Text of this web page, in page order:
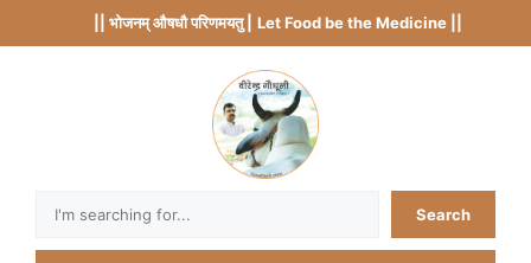
to
|| भोजनम् औषधौ परिणमयतु | Let Food be the Medicine ||
Search